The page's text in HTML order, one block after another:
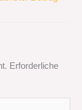
Erforderliche